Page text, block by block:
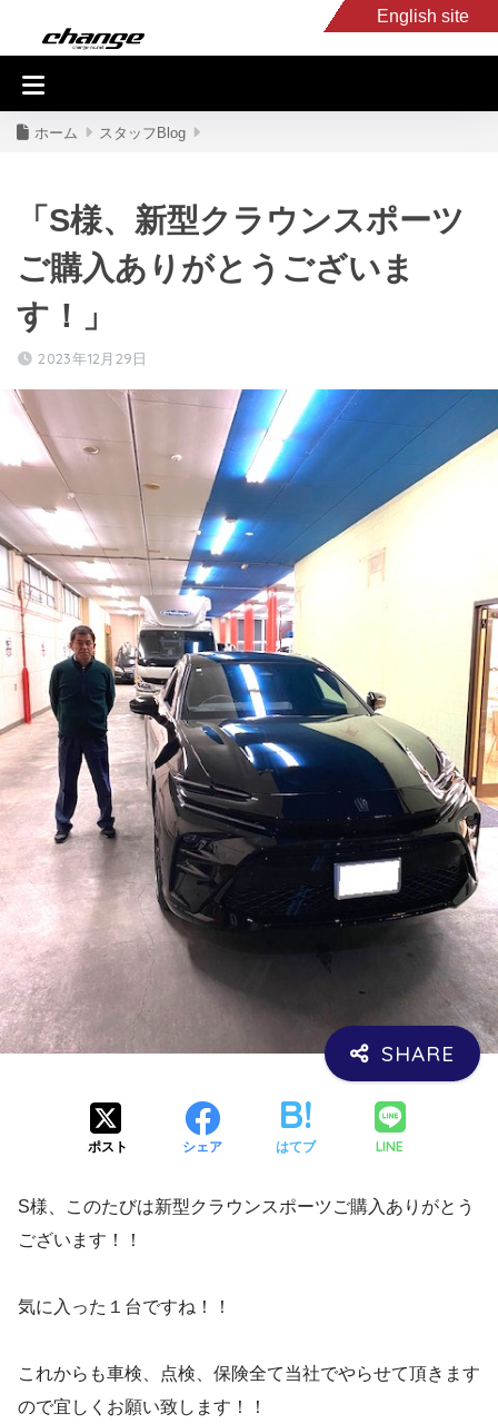
English site
入庫車情報
ホーム スタッフBlog
「S様、新型クラウンスポーツ
ご購入ありがとうございま
す！」
2023年12月29日
ポスト シェア はてブ LINE
S様、このたびは新型クラウンスポーツご購入ありがとう
ございます！！
気に入った１台ですね！！
これからも車検、点検、保険全て当社でやらせて頂きます
ので宜しくお願い致します！！